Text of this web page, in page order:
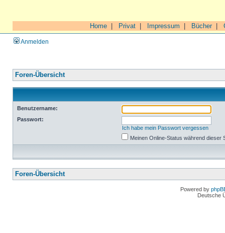
Home Privat Impressum Bücher|
Anmelden
Foren-Übersicht
Benutzername:
Passwort:
Ich habe mein Passwort vergessen
Meinen Online-Status während dieser
Foren-Übersicht
Powered by
Deutsche